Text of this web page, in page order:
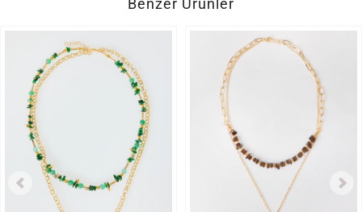
Benzer Ürünler